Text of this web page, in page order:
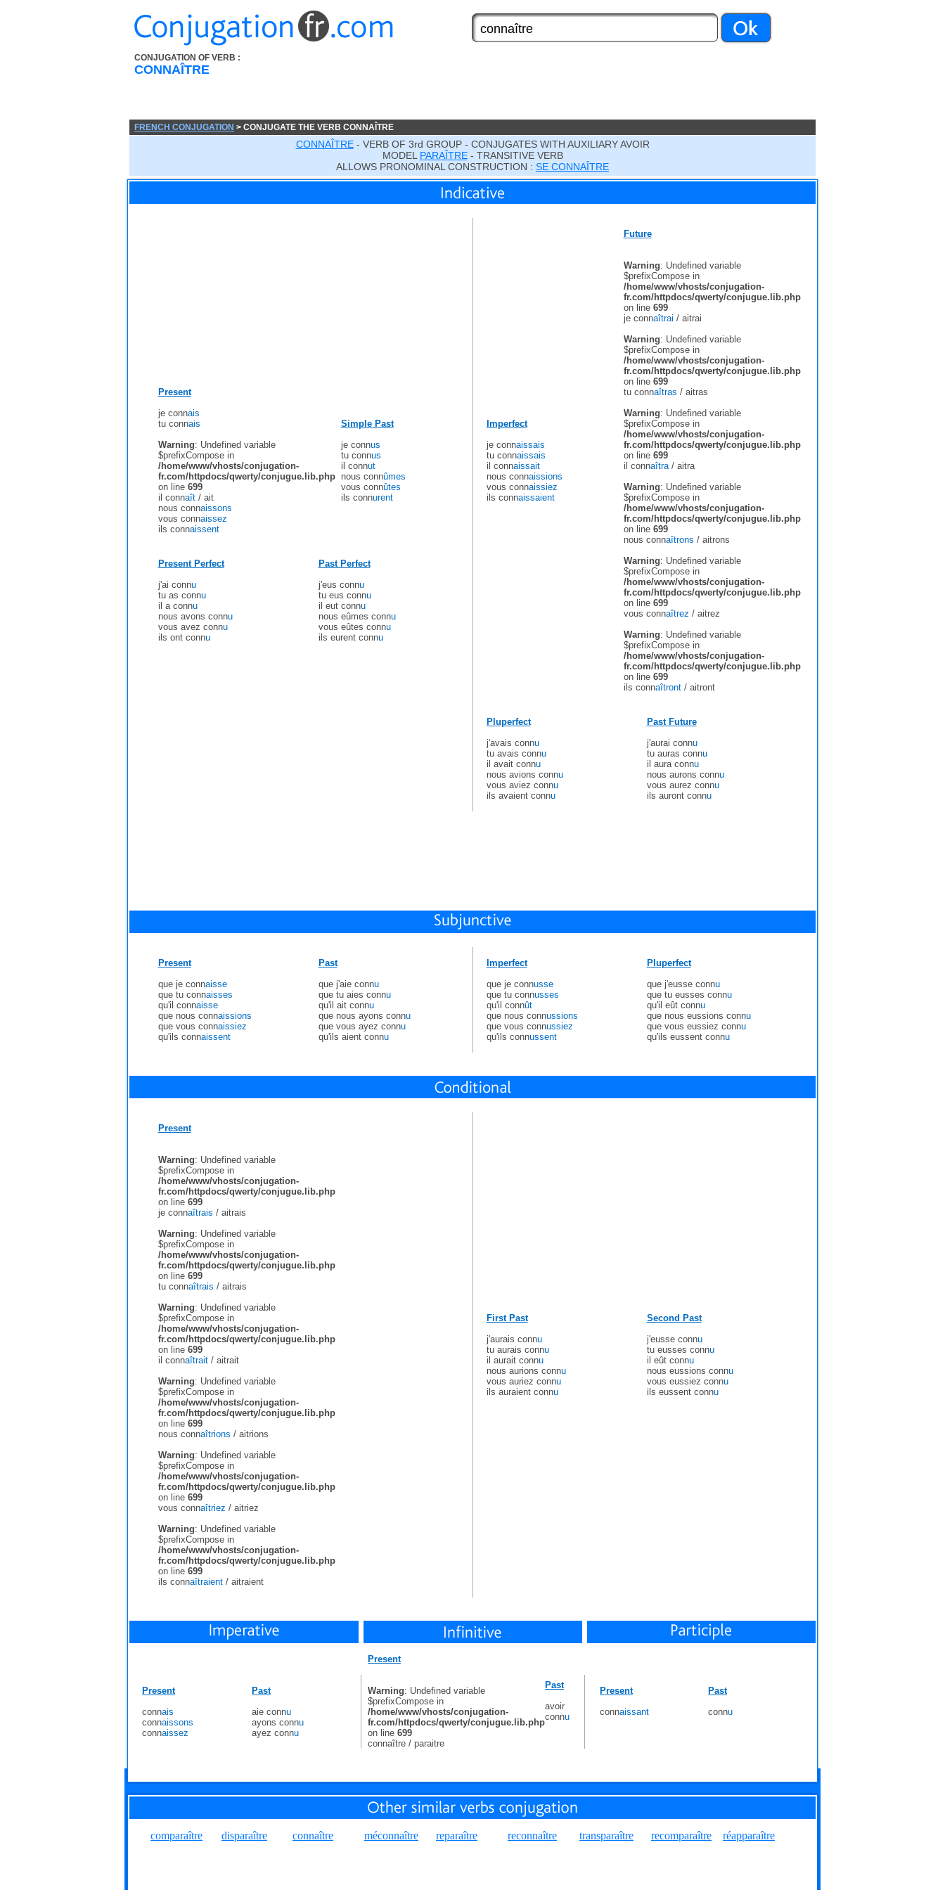
CONJUGATION OF VERB :
CONNAÎTRE
FRENCH CONJUGATION > CONJUGATE THE VERB CONNAÎTRE
CONNAÎTRE- VERB OF 3rd GROUP - CONJUGATES WITH AUXILIARY AVOIR
MODEL PARAÎTRE- TRANSITIVE VERB
ALLOWS PRONOMINAL CONSTRUCTION : SE CONNAÎTRE
Present
je connais
tu connais
Warning: Undefined variable
$prefixCompose in
/home/www/vhosts/conjugation-
fr.com/httpdocs/qwerty/conjugue.lib.php
on line 699
il connaît/ ait
nous connaissons
vous connaissez
ils connaissent
Simple Past
je connus
tu connus
il connut
nous connûmes
vous connûtes
ils connurent
Present Perfect
j'ai connu
tu as connu
il a connu
nous avons connu
vous avez connu
ils ont connu
Past Perfect
j'eus connu
tu eus connu
il eut connu
nous eûmes connu
vous eûtes connu
ils eurent connu
Imperfect
je connaissais
tu connaissais
il connaissait
nous connaissions
vous connaissiez
ils connaissaient
Future
Warning: Undefined variable
$prefixCompose in
/home/www/vhosts/conjugation-
fr.com/httpdocs/qwerty/conjugue.lib.php
on line 699
je connaîtrai / aitrai
Warning: Undefined variable
$prefixCompose in
/home/www/vhosts/conjugation-
fr.com/httpdocs/qwerty/conjugue.lib.php
on line 699
tu connaîtras / aitras
Warning: Undefined variable
$prefixCompose in
/home/www/vhosts/conjugation-
fr.com/httpdocs/qwerty/conjugue.lib.php
on line 699
il connaîtra/ aitra
Warning: Undefined variable
$prefixCompose in
/home/www/vhosts/conjugation-
fr.com/httpdocs/qwerty/conjugue.lib.php
on line 699
nous connaîtrons / aitrons
Warning: Undefined variable
$prefixCompose in
/home/www/vhosts/conjugation-
fr.com/httpdocs/qwerty/conjugue.lib.php
on line 699
vous connaîtrez / aitrez
Warning: Undefined variable
$prefixCompose in
/home/www/vhosts/conjugation-
fr.com/httpdocs/qwerty/conjugue.lib.php
on line 699
ils connaîtront/ aitront
Pluperfect
j'avais connu
tu avais connu
il avait connu
nous avions connu
vous aviez connu
ils avaient connu
Past Future
j'aurai connu
tu auras connu
il aura connu
nous aurons connu
vous aurez connu
ils auront connu
Present
que je connaisse
que tu connaisses
qu'il connaisse
que nous connaissions
que vous connaissiez
qu'ils connaissent
Past
que j'aie connu
que tu aies connu
qu'il ait connu
que nous ayons connu
que vous ayez connu
qu'ils aient connu
Imperfect
que je connusse
que tu connusses
qu'il connût
que nous connussions
que vous connussiez
qu'ils connussent
Pluperfect
que j'eusse connu
que tu eusses connu
qu'il eût connu
que nous eussions connu
que vous eussiez connu
qu'ils eussent connu
Present
Warning: Undefined variable
$prefixCompose in
/home/www/vhosts/conjugation-
fr.com/httpdocs/qwerty/conjugue.lib.php
on line 699
je connaîtrais / aitrais
Warning: Undefined variable
$prefixCompose in
/home/www/vhosts/conjugation-
fr.com/httpdocs/qwerty/conjugue.lib.php
on line 699
tu connaîtrais / aitrais
Warning: Undefined variable
$prefixCompose in
/home/www/vhosts/conjugation-
fr.com/httpdocs/qwerty/conjugue.lib.php
on line 699
il connaîtrait/ aitrait
Warning: Undefined variable
$prefixCompose in
/home/www/vhosts/conjugation-
fr.com/httpdocs/qwerty/conjugue.lib.php
on line 699
nous connaîtrions / aitrions
Warning: Undefined variable
$prefixCompose in
/home/www/vhosts/conjugation-
fr.com/httpdocs/qwerty/conjugue.lib.php
on line 699
vous connaîtriez / aitriez
Warning: Undefined variable
$prefixCompose in
/home/www/vhosts/conjugation-
fr.com/httpdocs/qwerty/conjugue.lib.php
on line 699
ils connaîtraient/ aitraient
First Past
j'aurais connu
tu aurais connu
il aurait connu
nous aurions connu
vous auriez connu
ils auraient connu
Second Past
j'eusse connu
tu eusses connu
il eût connu
nous eussions connu
vous eussiez connu
ils eussent connu
Present
connais
connaissons
connaissez
Past
aie connu
ayons connu
ayez connu
Present
Warning: Undefined variable
$prefixCompose in
/home/www/vhosts/conjugation-
fr.com/httpdocs/qwerty/conjugue.lib.php
on line 699
connaître / paraitre
Past
avoir
connu
Present
connaissant
Past
connu
comparaître disparaître connaître méconnaître reparaître reconnaître transparaître recomparaître réapparaître